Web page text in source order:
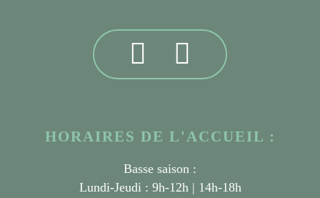
HORAIRES DE L'ACCUEIL :
Basse saison :
Lundi-Jeudi : 9h-12h | 14h-18h